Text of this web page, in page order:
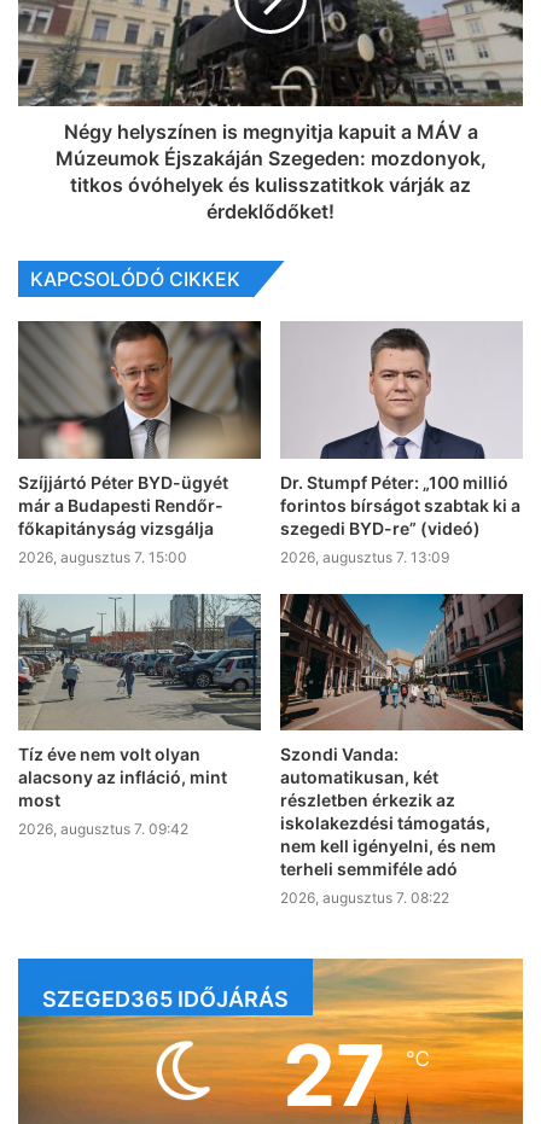
Négy helyszínen is megnyitja kapuit a MÁV a
Múzeumok Éjszakáján Szegeden: mozdonyok,
titkos óvóhelyek és kulisszatitkok várják az
érdeklődőket!
KAPCSOLÓDÓ CIKKEK
Szíjjártó Péter BYD-ügyét
már a Budapesti Rendőr-
főkapitányság vizsgálja
2026, augusztus 7. 15:00
Dr. Stumpf Péter: „100 millió
forintos bírságot szabtak ki a
szegedi BYD-re” (videó)
2026, augusztus 7. 13:09
Tíz éve nem volt olyan
alacsony az infláció, mint
most
2026, augusztus 7. 09:42
Szondi Vanda:
automatikusan, két
részletben érkezik az
iskolakezdési támogatás,
nem kell igényelni, és nem
terheli semmiféle adó
2026, augusztus 7. 08:22
SZEGED365 IDŐJÁRÁS
27℃